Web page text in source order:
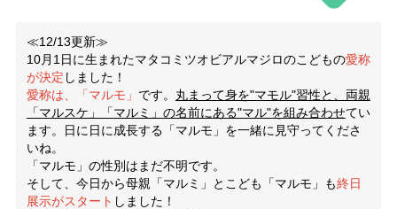
≪12/13更新≫
10月1日に生まれたマタコミツオビアルマジロのこどもの愛称
が決定 しました！
愛称は、「マルモ」 です。 丸まって身を"マモル"習性と、両親
「マルスケ」「マルミ」の名前にある"マル"を組み合わせてい
ます。日に日に成長する「マルモ」を一緒に見守ってくださ
いね。
「マルモ」の性別はまだ不明です。
そして、今日から母親「マルミ」とこども「マルモ」も終日
展示がスタート しました！